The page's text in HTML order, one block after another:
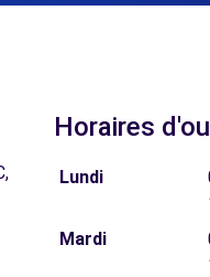
Horaires
Lundi
Mardi